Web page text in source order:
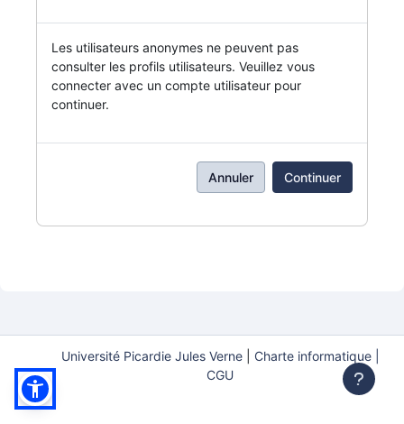
Les utilisateurs anonymes ne peuvent pas
consulter les profils utilisateurs. Veuillez vous
connecter avec un compte utilisateur pour
continuer.
Annuler Continuer
Université Picardie Jules Verne|
Charte informatique |
CGU